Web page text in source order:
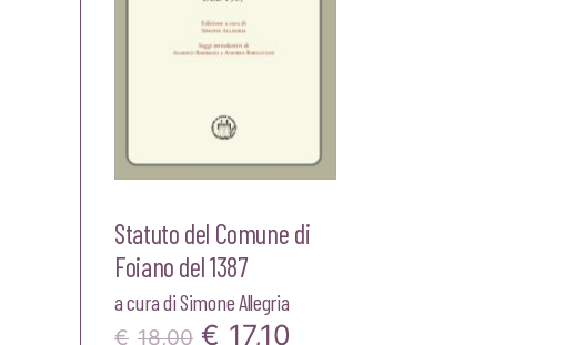
Statuto del Comune di
Foiano del 1387
a cura diSimone Allegria
€ 18,00 Il
€ 17,10